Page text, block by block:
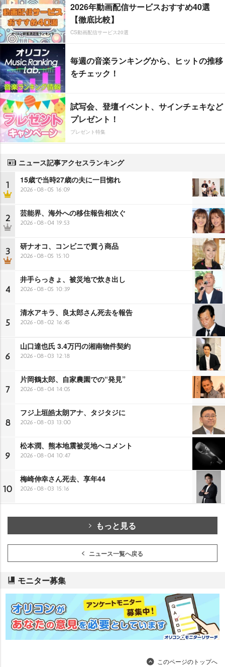
2026年動画配信サービスおすすめ40選
【徹底比較】
CS動画配信サービス20選
毎週の音楽ランキングから、ヒットの推移
をチェック！
試写会、登壇イベント、サインチェキなど
プレゼント！
プレゼント特集
ニュース記事アクセスランキング
1 15歳で当時27歳の夫に一目惚れ
2026-08-05 16:09
2 芸能界、海外への移住報告相次ぐ
2026-08-04 19:53
3 研ナオコ、コンビニで買う商品
2026-08-05 15:10
4
井手らっきょ、被災地で炊き出し
2026-08-05 10:39
5
清水アキラ、良太郎さん死去を報告
2026-08-02 16:45
6
山口達也氏 3.4万円の湘南物件契約
2026-08-03 12:18
7
片岡鶴太郎、自家農園での“発見”
2026-08-04 14:05
8
フジ上垣皓太朗アナ、タジタジに
2026-08-03 13:00
9
松本潤、熊本地震被災地へコメント
2026-08-04 10:47
10
梅崎伸幸さん死去、享年44
2026-08-03 15:16
もっと見る
ニュース一覧へ戻る
モニター募集
このページのトップへ